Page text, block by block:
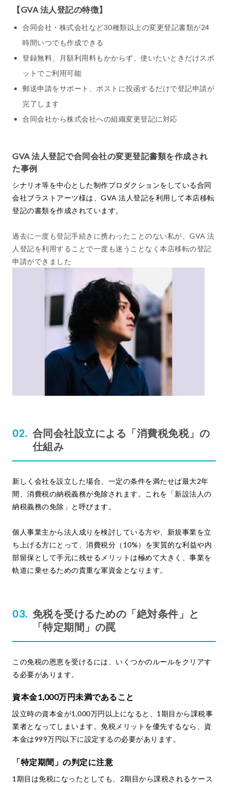
【GVA 法人登記の特徴】
合同会社・株式会社など30種類以上の変更登記書類が24
時間いつでも作成できる
登録無料、月額利用料もかからず、使いたいときだけスポ
ットでご利用可能
郵送申請をサポート、ポストに投函するだけで登記申請が
完了します
合同会社から株式会社への組織変更登記に対応
GVA 法人登記で合同会社の変更登記書類を作成され
た事例
シナリオ等を中心とした制作プロダクションをしている合同
会社ブラストアーツ様は、GVA 法人登記を利用して本店移転
登記の書類を作成されています。
過去に一度も登記手続きに携わったことのない私が、GVA 法
人登記を利用することで一度も迷うことなく本店移転の登記
申請ができました
合同会社設立による「消費税免税」の
仕組み
新しく会社を設立した場合、一定の条件を満たせば最大2年
間、消費税の納税義務が免除されます。これを「新設法人の
納税義務の免除」と呼びます。
個人事業主から法人成りを検討している方や、新規事業を立
ち上げる方にとって、消費税分（10%）を実質的な利益や内
部留保として手元に残せるメリットは極めて大きく、事業を
軌道に乗せるための貴重な軍資金となります。
免税を受けるための「絶対条件」と
「特定期間」の罠
この免税の恩恵を受けるには、いくつかのルールをクリアす
る必要があります。
資本金1,000万円未満であること
設立時の資本金が1,000万円以上になると、1期目から課税事
業者となってしまいます。免税メリットを優先するなら、資
本金は999万円以下に設定するの必要があります。
「特定期間」の判定に注意
1期目は免税になったとしても、2期目から課税されるケース